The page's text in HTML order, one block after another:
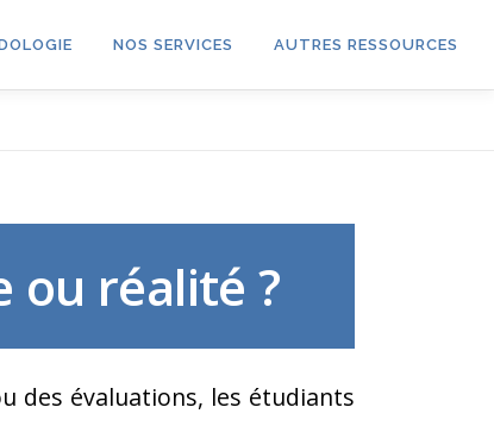
NOS SERVICES AUTRES RESSOURCES
ou réalité ?
des évaluations, les étudiants